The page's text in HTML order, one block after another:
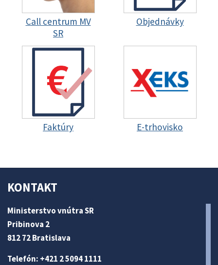
Call centrum MV
SR
Objednávky
Faktúry E-trhovisko
KONTAKT
Ministerstvo vnútra SR
Pribinova 2
812 72 Bratislava
Telefón: +421 2 5094 1111